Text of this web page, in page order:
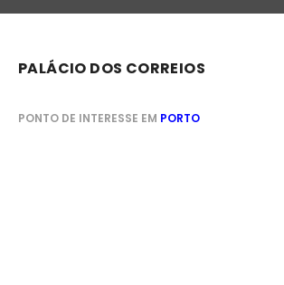
PALÁCIO DOS CORREIOS
PONTO DE INTERESSE EM PORTO